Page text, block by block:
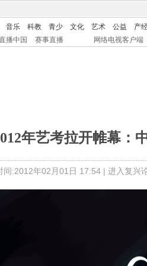
音乐 科教 青少 文化 艺术 公益 产
播中国 赛事直播 网络电视客户端
年艺考拉开帷幕：
间:2012年02月01日 17:54 | 进入复兴